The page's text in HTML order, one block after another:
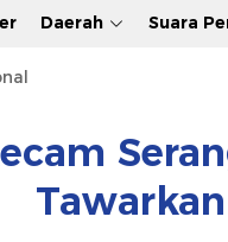
Daerah Suara